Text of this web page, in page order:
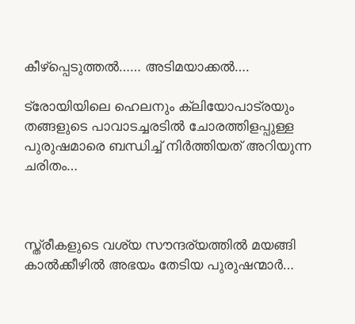
കീഴ്പ്പെടുത്തൽ…… അടിമയാക്കൽ….
ട്രോയിയിലെ ഹെലനും ക്ലിയോപാട്രയും
തങ്ങളുടെ പാവാടച്ചരടിൽ ചോരത്തിളപ്പുള്ള
പുരുഷമാരെ ബന്ധിച്ച് നിർത്തിയത് അറിയുന്ന
ചരിതം…
സ്ത്രീകളുടെ വശ്യ സൗന്ദര്യത്തിൽ മയങ്ങി
കാൽക്കീഴിൽ അഭയം തേടിയ പുരുഷന്മാർ…